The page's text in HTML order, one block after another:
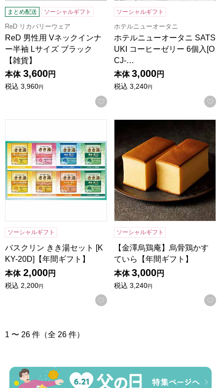
まとめ配送 ソーシャルギフト
ReD リカバリーウェア
ReD 男性用 Vネックインナ
ー半袖 Lサイズ ブラック
【雑貨】
本体 3,600円
税込 3,960円
お気に入りに登録する
ソーシャルギフト
ホテルニューオータニ
ホテルニューオータニ SATS
UKI コーヒーゼリー 6個入[O
CJ-…
本体 3,000円
税込 3,240円
ソーシャルギフト
バスクリン きき湯セット [K
KY-20D]【年間ギフト】
本体 2,000円
税込 2,200円
お気に入りに登録する
ソーシャルギフト
【金澤烏鶏庵】烏骨鶏かす
ていら【年間ギフト】
本体 3,000円
税込 3,240円
1 〜 26 件（全 26 件）